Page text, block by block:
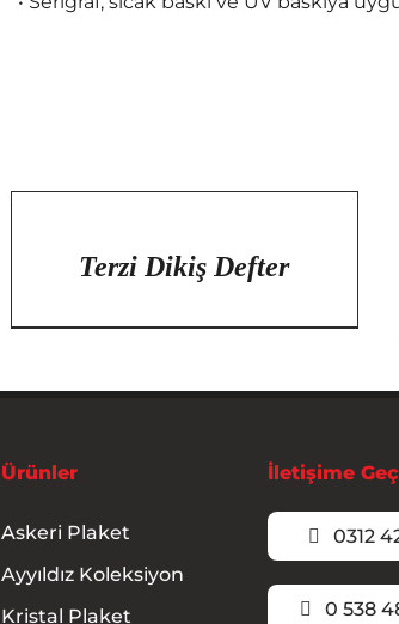
Terzi Dikiş Defter
Ürünler
Askeri Plaket
Ayyıldız Koleksiyon
Kristal Plaket
İletişime
0312
0 538